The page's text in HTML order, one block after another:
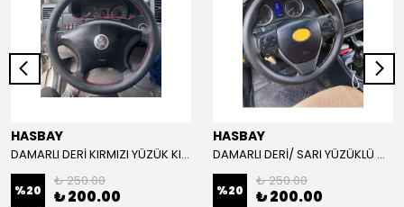
HASBAY
DAMARLI DERİ KIRMIZI YÜZÜK KIRMIZI DİKİŞLİ VW CRAFTER İÇİN İP İĞNE DAHİL
%20
₺ 250.00
₺ 200.00
HASBAY
DAMARLI DERİ/ SARI YÜZÜKLÜ MODEL/SARI DİKİŞLİ/HIZLI KARGO
%20
₺ 250.00
₺ 200.00